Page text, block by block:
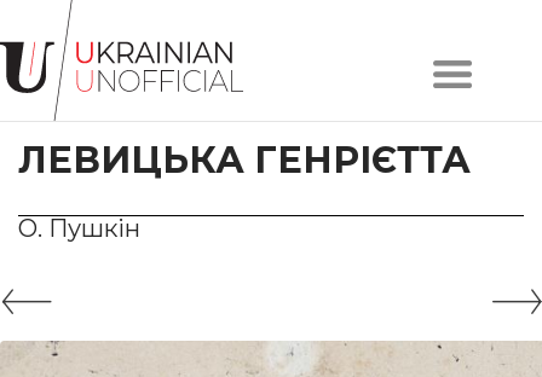
Головна
Про
проєкт
Художники
Твори
Контакти
ЛЕВИЦЬКА ГЕНРІЄТТА
О. Пушкін